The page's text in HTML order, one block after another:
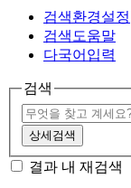
검색환경설정
검색도움말
다국어입력
검색
상세검색
결과 내 재검색